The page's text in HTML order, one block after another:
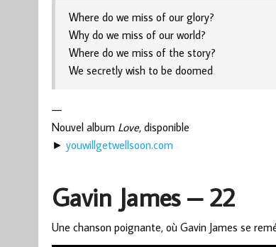
Where do we miss of our glory?
Why do we miss of our world?
Where do we miss of the story?
We secretly wish to be doomed
—
Nouvel album Love, disponible
► youwillgetwellsoon.com
Gavin James – 22
Une chanson poignante, où Gavin James se